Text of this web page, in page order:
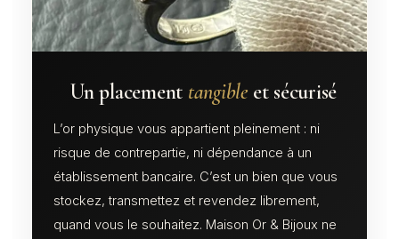
Un placement tangibleet sécurisé
L’or physique vous appartient pleinement : ni
risque de contrepartie, ni dépendance à un
établissement bancaire. C’est un bien que vous
stockez, transmettez et revendez librement,
quand vous le souhaitez. Maison Or & Bijoux ne